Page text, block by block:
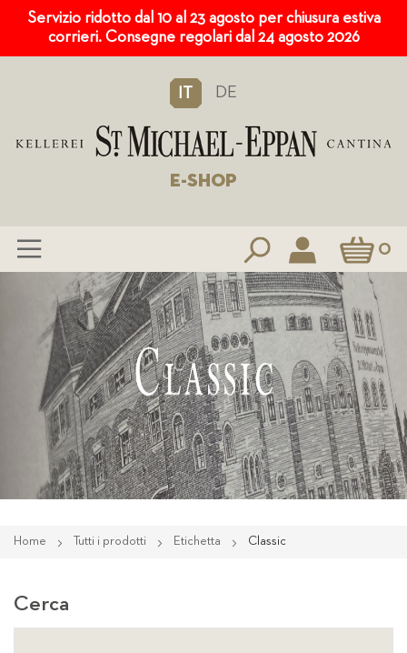
Servizio ridotto dal 10 al 23 agosto per chiusura estiva
corrieri. Consegne regolari dal 24 agosto 2026
IT DE
E-SHOP
Carrello0
contenuto
Home Tutti i prodotti Etichetta Classic
Cerca